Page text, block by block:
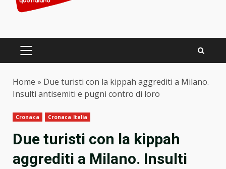
PRIMARY
Home » Due turisti con la kippah aggrediti a Milano.
Insulti antisemiti e pugni contro di loro
Cronaca Cronaca Italia
Due turisti con la kippah
aggrediti a Milano. Insulti